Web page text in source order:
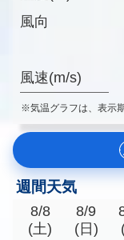
風向
風速(m/s)
※気温グラフは、表示
週間天気
8/8
(土)
8/9
(日)